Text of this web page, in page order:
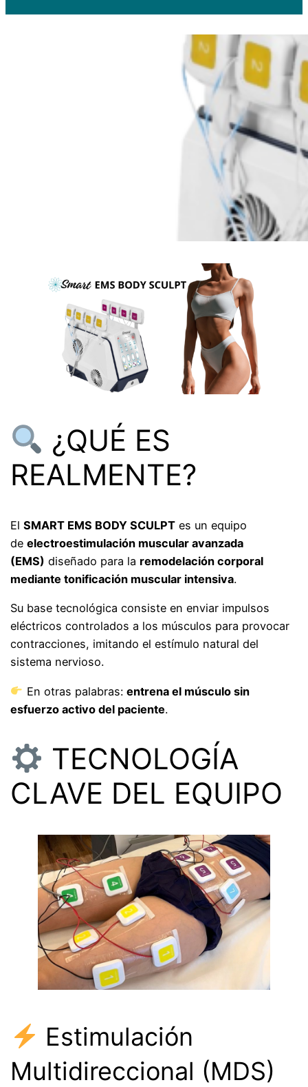
¿QUÉ ES
REALMENTE?
ElSMART EMS BODY SCULPT es un equipo
deelectroestimulación muscular avanzada
(EMS) diseñado para la remodelación corporal
mediante tonificación muscular intensiva.
Su base tecnológica consiste en enviar impulsos
eléctricos controlados a los músculos para provocar
contracciones, imitando el estímulo natural del
sistema nervioso.
En otras palabras: entrena el músculo sin
esfuerzo activo del paciente.
TECNOLOGÍA
CLAVE DEL EQUIPO
Estimulación
Multidireccional (MDS)